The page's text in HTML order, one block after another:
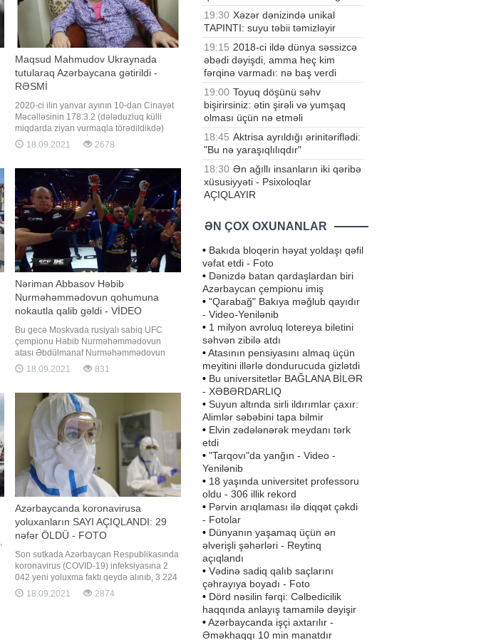
Maqsud Mahmudov Ukraynada
tutularaq Azərbaycana gətirildi -
RƏSMİ
2020-ci ilin yanvar ayının 10-dan Cinayət
Məcəlləsinin 178.3.2 (dələduzluq külli
miqdarda ziyan vurmaqla törədildikdə)
maddəsi ilə Daxili İşlər Nazirliyi tərəfindən
beynəlxalq axtarışa verilmiş Mahmudov
Ukrayna Respublikası ərazisində tutulub.
Bu barədə Baş Prokurorlu
18.09.2021 2678
Nəriman Abbasov Həbib
Nurməhəmmədovun qohumuna
nokautla qalib gəldi - VİDEO
Bu gecə Moskvada rusiyalı sabiq UFC
çempionu Həbib Nurməhəmmədovun
atası Əbdülmanaf Nurməhəmmədovun
xatirəsinə həsr edilən turnir keçirilib. xəbər
verir ki, yarış çərçivəsində azərbaycanlı
Zavurovla qarşılaşıb. Abbasov rəqibini ilk
raunddaca nokauta salıb. Qey
18.09.2021 831
Azərbaycanda koronavirusa
yoluxanların SAYI AÇIQLANDI: 29
nəfər ÖLDÜ - FOTO
Son sutkada Azərbaycan Respublikasında
koronavirus (COVID-19) infeksiyasına 2
042 yeni yoluxma faktı qeydə alınıb, 3 224
nəfər müalicə olunaraq sağalıb. Nazirlər
Kabineti yanında Operativ Qərargahdan
18.09.2021 2874
19:30 Xəzər dənizində unikal
TAPINTI: suyu təbii təmizləyir
19:15 2018-ci ildə dünya səssizcə
əbədi dəyişdi, amma heç kim
fərqinə varmadı: nə baş verdi
19:00 Toyuq döşünü səhv
bişirirsiniz: ətin şirəli və yumşaq
olması üçün nə etməli
18:45 Aktrisa ayrıldığı ərinitəriflədi:
"Bu nə yaraşıqlılıqdır"
18:30 Ən ağıllı insanların iki qəribə
xüsusiyyəti - Psixoloqlar
AÇIQLAYIR
ƏN ÇOX OXUNANLAR
• Bakıda bloqerin həyat yoldaşı qəfil
vəfat etdi - Foto
• Dənizdə batan qardaşlardan biri
Azərbaycan çempionu imiş
• "Qarabağ" Bakıya məğlub qayıdır
- Video-Yenilənib
• 1 milyon avroluq lotereya biletini
səhvən zibilə atdı
•Atasının pensiyasını almaq üçün
meyitini illərlə dondurucuda gizlətdi
• Bu universitetlər BAĞLANA BİLƏR
- XƏBƏRDARLIQ
• Suyun altında sirli ildırımlar çaxır:
Alimlər səbəbini tapa bilmir
• Elvin zədələnərək meydanı tərk
etdi
• "Tarqovı"da yanğın - Video -
Yenilənib
• 18 yaşında universitet professoru
oldu - 306 illik rekord
• Pərvin arıqlaması ilə diqqət çəkdi
- Fotolar
• Dünyanın yaşamaq üçün ən
əlverişli şəhərləri - Reytinq
açıqlandı
• Vədinə sadiq qalıb saçlarını
çəhrayıya boyadı - Foto
• Dörd nəsilin fərqi: Cəlbedicilik
haqqında anlayış tamamilə dəyişir
•Azərbaycanda işçi axtarılır -
Əməkhaqqı 10 min manatdır